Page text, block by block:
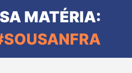
MATÉRIA: